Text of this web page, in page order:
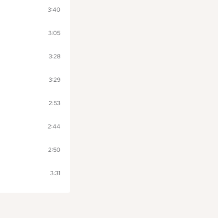
3:40
3:05
3:28
3:29
2:53
2:44
2:50
3:31